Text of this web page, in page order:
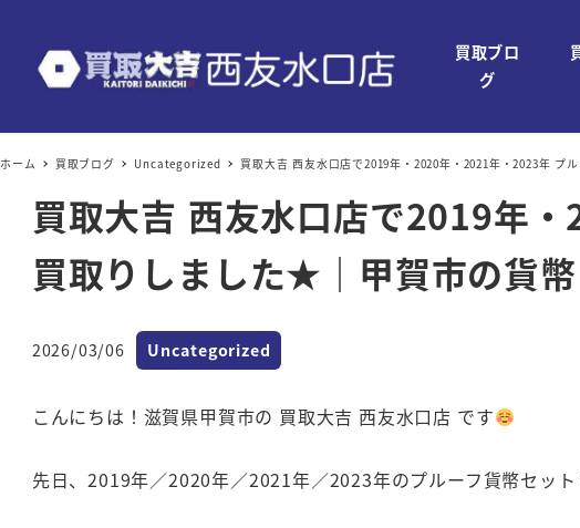
買取ブロ
グ
ホーム 買取ブログ Uncategorized 買取大吉 西友水口店で2019年・2020年・2021年・2023年 プ
買取大吉 西友水口店で2019年
買取りしました★｜甲賀市の貨
投稿日
2026/03/06 カテゴリー
Uncategorized
こんにちは！滋賀県甲賀市の 買取大吉 西友水口店 です
先日、2019年／2020年／2021年／2023年のプルーフ貨幣セッ